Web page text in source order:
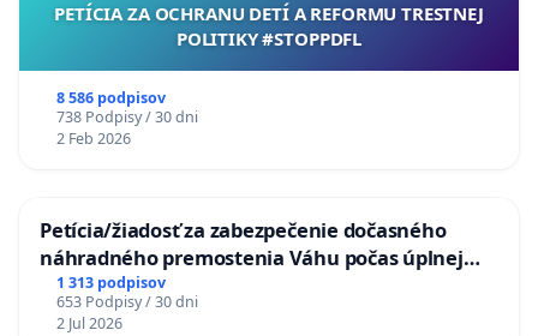
PETÍCIA ZA OCHRANU DETÍ A REFORMU TRESTNEJ
POLITIKY #STOPPDFL
8 586 podpisov
738 Podpisy / 30 dni
2 Feb 2026
Petícia/žiadosť za zabezpečenie dočasného
náhradného premostenia Váhu počas úplnej
uzávery Vážskeho mosta v Komárne
1 313 podpisov
653 Podpisy / 30 dni
2 Jul 2026